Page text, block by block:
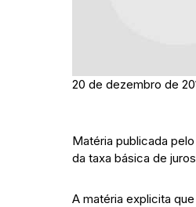
20 de dezembro de
Matéria publicada
da taxa básica de
A matéria explicita